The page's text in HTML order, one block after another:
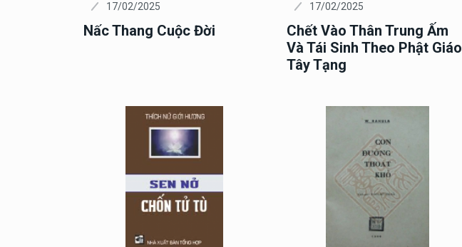
17/02/2025
Nấc Thang Cuộc Đời
17/02/2025
Chết Vào Thân Trung Ấm
Và Tái Sinh Theo Phật Giáo
Tây Tạng